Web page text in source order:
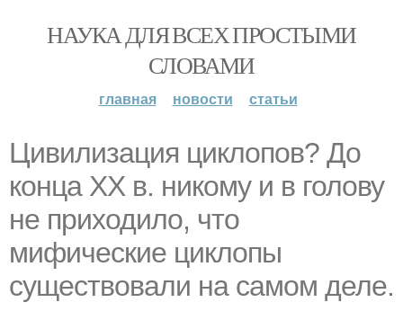
НАУКА ДЛЯ ВСЕХ ПРОСТЫМИ
СЛОВАМИ
главная новости статьи
Цивилизация циклопов? До
конца XX в. никому и в голову
не приходило, что
мифические циклопы
существовали на самом деле.